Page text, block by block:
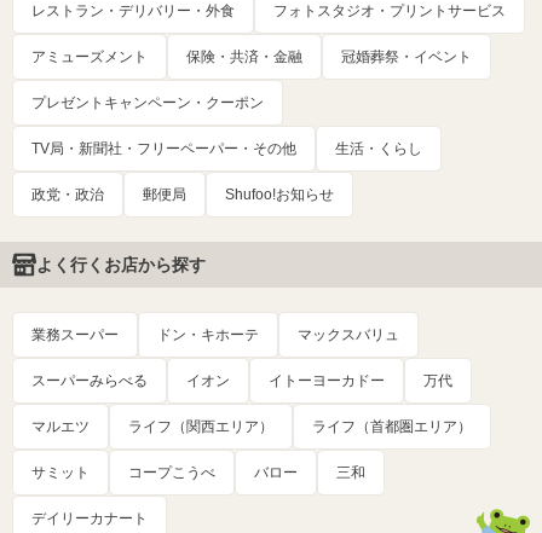
レストラン・デリバリー・外食 フォトスタジオ・プリントサービス
アミューズメント 保険・共済・金融 冠婚葬祭・イベント
プレゼントキャンペーン・クーポン
TV局・新聞社・フリーペーパー・その他 生活・くらし
政党・政治 郵便局 Shufoo!お知らせ
よく行くお店から探す
業務スーパー ドン・キホーテ マックスバリュ
スーパーみらべる イオン イトーヨーカドー 万代
マルエツ ライフ（関西エリア） ライフ（首都圏エリア）
サミット コープこうべ バロー 三和
デイリーカナート